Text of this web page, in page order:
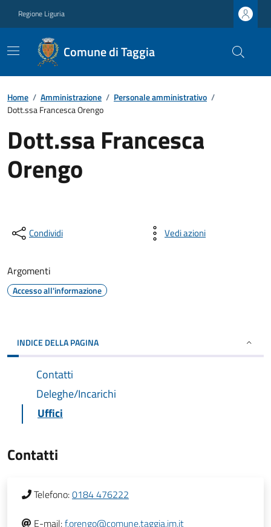
Regione Liguria
Comune di Taggia
Home / Amministrazione / Personale amministrativo /
Dott.ssa Francesca Orengo
Dott.ssa Francesca
Orengo
Condividi Vedi azioni
Argomenti
Accesso all'informazione
INDICE DELLA PAGINA
Contatti
Deleghe/Incarichi
Uffici
Contatti
Telefono:0184 476222
E-mail:f.orengo@comune.taggia.im.it